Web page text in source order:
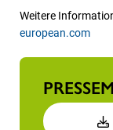
Weitere
european.com